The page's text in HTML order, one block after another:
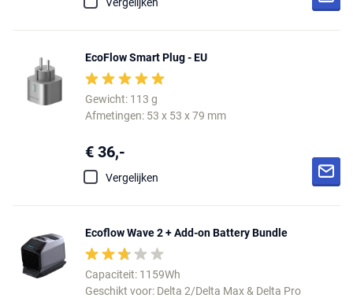
EcoFlow Smart Plug - EU
Gewicht: 113 g
Afmetingen: 53 x 53 x 79 mm
€ 36,-
Vergelijken
Ecoflow Wave 2 + Add-on Battery Bundle
Capaciteit: 1159Wh
Geschikt voor: Delta 2/Delta Max & Delta Pro